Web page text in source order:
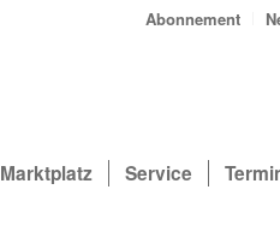
Abonnement
Marktplatz Service